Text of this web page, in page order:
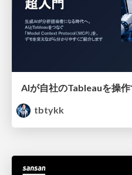
tbtykk